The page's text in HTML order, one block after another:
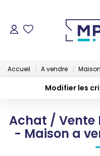
Accueil A vendre Maison
Modifier les
Sélectionnez...
Type de bien
Achat / Vente
- Maison a